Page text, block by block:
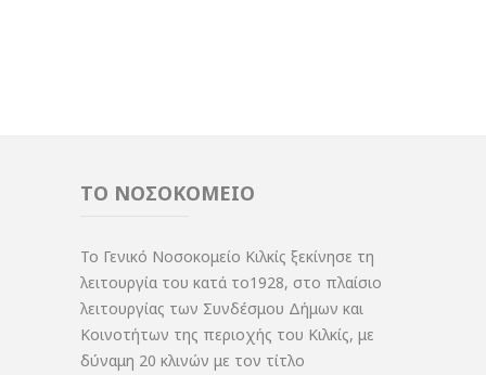
ΤΟ ΝΟΣΟΚΟΜΕΙΟ
Το Γενικό Νοσοκομείο Κιλκίς ξεκίνησε τη
λειτουργία του κατά το1928, στο πλαίσιο
λειτουργίας των Συνδέσμου Δήμων και
Κοινοτήτων της περιοχής του Κιλκίς, με
δύναμη 20 κλινών με τον τίτλο